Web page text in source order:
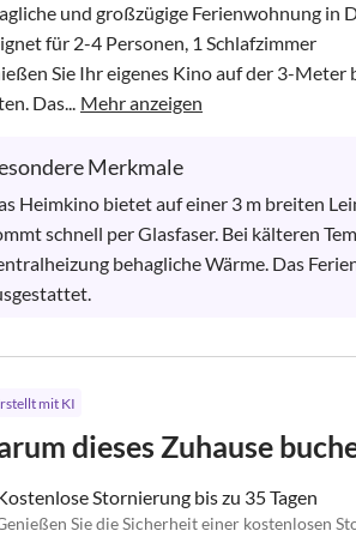
und großzügige Ferienwohnung in
für 2-4 Personen, 1 Schlafzimmer
Sie Ihr eigenes Kino auf der 3-
Das... Mehr anzeigen
Merkmale
Heimkino bietet auf einer 3 m breiten
schnell per Glasfaser. Bei kälteren
behagliche Wärme. Das
mit KI
dieses Zuhause
Stornierung bis zu 35 Tagen
Sie die Sicherheit einer kostenlosen